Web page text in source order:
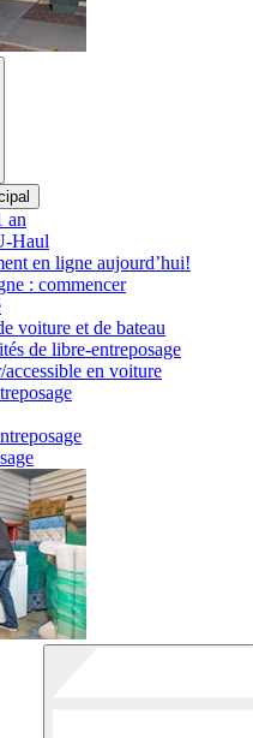
an
Haul
en ligne aujourd’hui!
: commencer
voiture et de bateau
de libre-entreposage
en voiture